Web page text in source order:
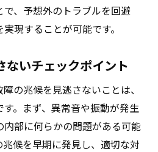
、予想外のトラブルを回避
現することが可能です。
ないチェックポイント
の兆候を見逃さないことは、
。まず、異常音や振動が発生
内部に何らかの問題がある可能
候を早期に発見し、適切な対